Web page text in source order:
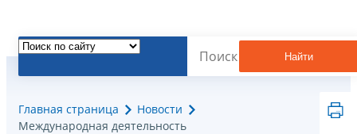
Найти
Главная страница
Новости
Международная деятельность